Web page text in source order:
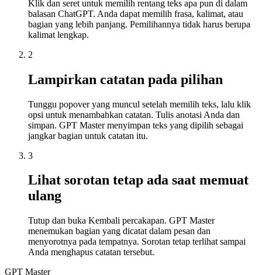
Klik dan seret untuk memilih rentang teks apa pun di dalam
balasan ChatGPT. Anda dapat memilih frasa, kalimat, atau
bagian yang lebih panjang. Pemilihannya tidak harus berupa
kalimat lengkap.
2
Lampirkan catatan pada pilihan
Tunggu popover yang muncul setelah memilih teks, lalu klik
opsi untuk menambahkan catatan. Tulis anotasi Anda dan
simpan. GPT Master menyimpan teks yang dipilih sebagai
jangkar bagian untuk catatan itu.
3
Lihat sorotan tetap ada saat memuat
ulang
Tutup dan buka Kembali percakapan. GPT Master
menemukan bagian yang dicatat dalam pesan dan
menyorotnya pada tempatnya. Sorotan tetap terlihat sampai
Anda menghapus catatan tersebut.
GPT Master